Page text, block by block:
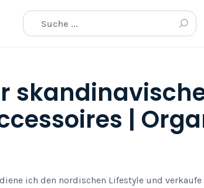
|
ich den nordischen Lifestyle und